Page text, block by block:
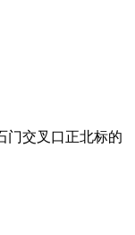
门交叉口正北标的